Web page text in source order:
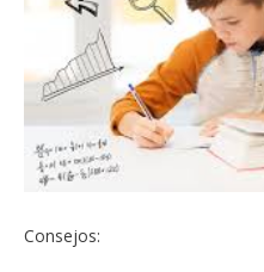
Consejos: